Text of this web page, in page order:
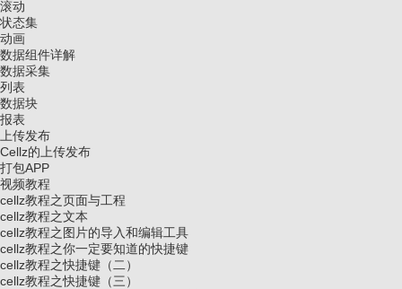
滚动
状态集
动画
数据组件详解
数据采集
列表
数据块
报表
上传发布
Cellz的上传发布
打包APP
视频教程
cellz教程之页面与工程
cellz教程之文本
cellz教程之图片的导入和编辑工具
cellz教程之你一定要知道的快捷键
cellz教程之快捷键（二）
cellz教程之快捷键（三）